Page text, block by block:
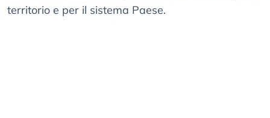
territorio e per il sistema Paese.